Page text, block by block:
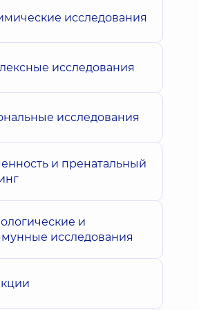
исследования
исследования
исследования
и пренатальный
и
исследования